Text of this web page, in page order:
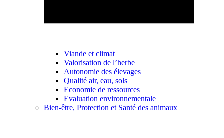
Viande et climat
Valorisation de l’herbe
Autonomie des élevages
Qualité air, eau, sols
Economie de ressources
Evaluation environnementale
Bien-être, Protection et Santé des animaux